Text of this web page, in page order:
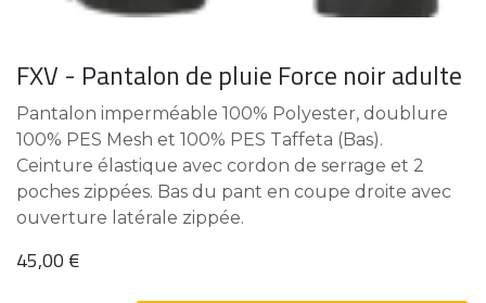
FXV - Pantalon de pluie Force noir adulte
Pantalon imperméable 100% Polyester, doublure
100% PES Mesh et 100% PES Taffeta (Bas).
Ceinture élastique avec cordon de serrage et 2
poches zippées. Bas du pant en coupe droite avec
ouverture latérale zippée.
45,00 €